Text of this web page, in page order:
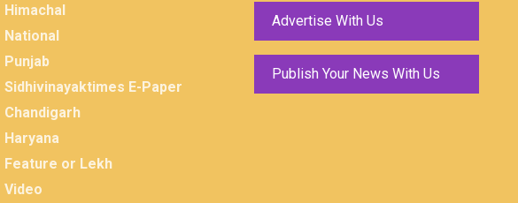
Himachal
National
Punjab
Sidhivinayaktimes E-Paper
Chandigarh
Haryana
Feature or Lekh
Video
Advertise With Us
Publish Your News With Us